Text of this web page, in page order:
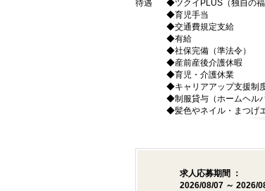
待遇
◆ツクイPLUS（独自の福
◆育児手当
◆交通費規定支給
◆有給
◆社保完備（準法令）
◆産前産後介護休暇
◆育児・介護休業
◆キャリアアップ支援制
◆制服貸与（ホームヘル
◆髪色やネイル・まつげ
求人応募期間 ：
2026/08/07 ～ 2026/